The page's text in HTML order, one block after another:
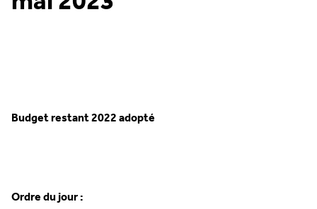
Budget restant 2022 adopté
Ordre du jour :